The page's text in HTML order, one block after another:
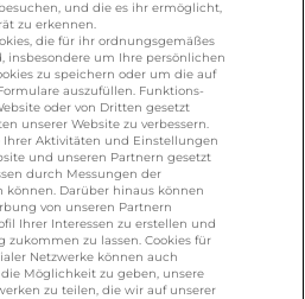
/president.de
frankenland.com/
/minusl.de
GmbH - Tel: +49 (0)751
/lactalis.de
und die es ihr ermöglicht,
zu erkennen.
die für ihr ordnungsgemäßes
insbesondere um Ihre persönlichen
zu speichern oder um die auf
auszufüllen. Funktions-
oder von Dritten gesetzt
unserer Website zu verbessern.
Ihrer Aktivitäten und Einstellungen
und unseren Partnern gesetzt
durch Messungen der
können. Darüber hinaus können
von unseren Partnern
Ihrer Interessen zu erstellen und
zukommen zu lassen. Cookies für
Netzwerke können auch
Möglichkeit zu geben, unsere
zu teilen, die wir auf unserer